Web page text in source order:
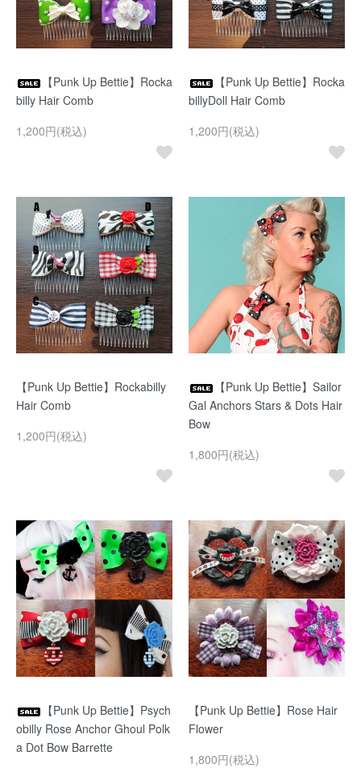
【Punk Up Bettie】Rocka
billy Hair Comb
1,200円(税込)
【Punk Up Bettie】Rocka
billyDoll Hair Comb
1,200円(税込)
【Punk Up Bettie】Rockabilly
Hair Comb
1,200円(税込)
【Punk Up Bettie】Sailor
Gal Anchors Stars & Dots Hair
Bow
1,800円(税込)
【Punk Up Bettie】Psych
obilly Rose Anchor Ghoul Polk
a Dot Bow Barrette
【Punk Up Bettie】Rose Hair
Flower
1,800円(税込)